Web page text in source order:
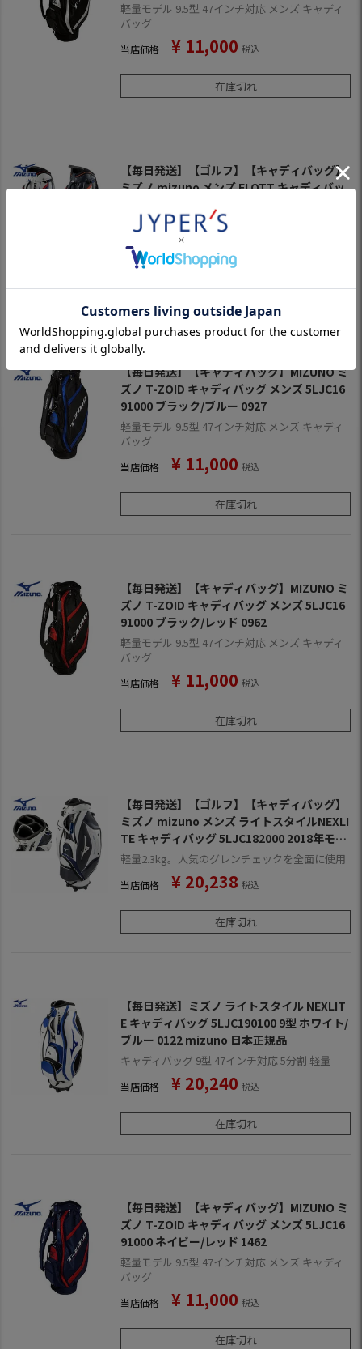
軽量モデル 9.5型 47インチ対応 メンズ キャディ
バッグ
当店価格 ¥ 11,000 税込
在庫切れ
【毎日発送】【ゴルフ】【キャディバッグ】
ミズノ mizuno メンズ FLOTT キャディバッ
バックパックのように背負えるタイプ。
当店価格 ¥28,050
在庫切れ
【毎日発送】【キャディバッグ】MIZUNO ミ
ズノ T-ZOID キャディバッグ メンズ 5LJC16
91000 ブラック/ブルー 0927
軽量モデル 9.5型 47インチ対応 メンズ キャディ
バッグ
当店価格 ¥ 11,000 税込
在庫切れ
【毎日発送】【キャディバッグ】MIZUNO ミ
ズノ T-ZOID キャディバッグ メンズ 5LJC16
91000 ブラック/レッド 0962
軽量モデル 9.5型 47インチ対応 メンズ キャディ
バッグ
当店価格 ¥ 11,000 税込
在庫切れ
【毎日発送】【ゴルフ】【キャディバッグ】
ミズノ mizuno メンズ ライトスタイルNEXLI
TE キャディバッグ 5LJC182000 2018年モデ
ル
軽量2.3kg。人気のグレンチェックを全面に使用
当店価格 ¥ 20,238 税込
在庫切れ
【毎日発送】ミズノ ライトスタイル NEXLIT
E キャディバッグ 5LJC190100 9型 ホワイト/
ブルー 0122 mizuno 日本正規品
キャディバッグ 9型 47インチ対応 5分割 軽量
当店価格 ¥ 20,240 税込
在庫切れ
【毎日発送】【キャディバッグ】MIZUNO ミ
ズノ T-ZOID キャディバッグ メンズ 5LJC16
91000 ネイビー/レッド 1462
軽量モデル 9.5型 47インチ対応 メンズ キャディ
バッグ
当店価格 ¥ 11,000 税込
在庫切れ